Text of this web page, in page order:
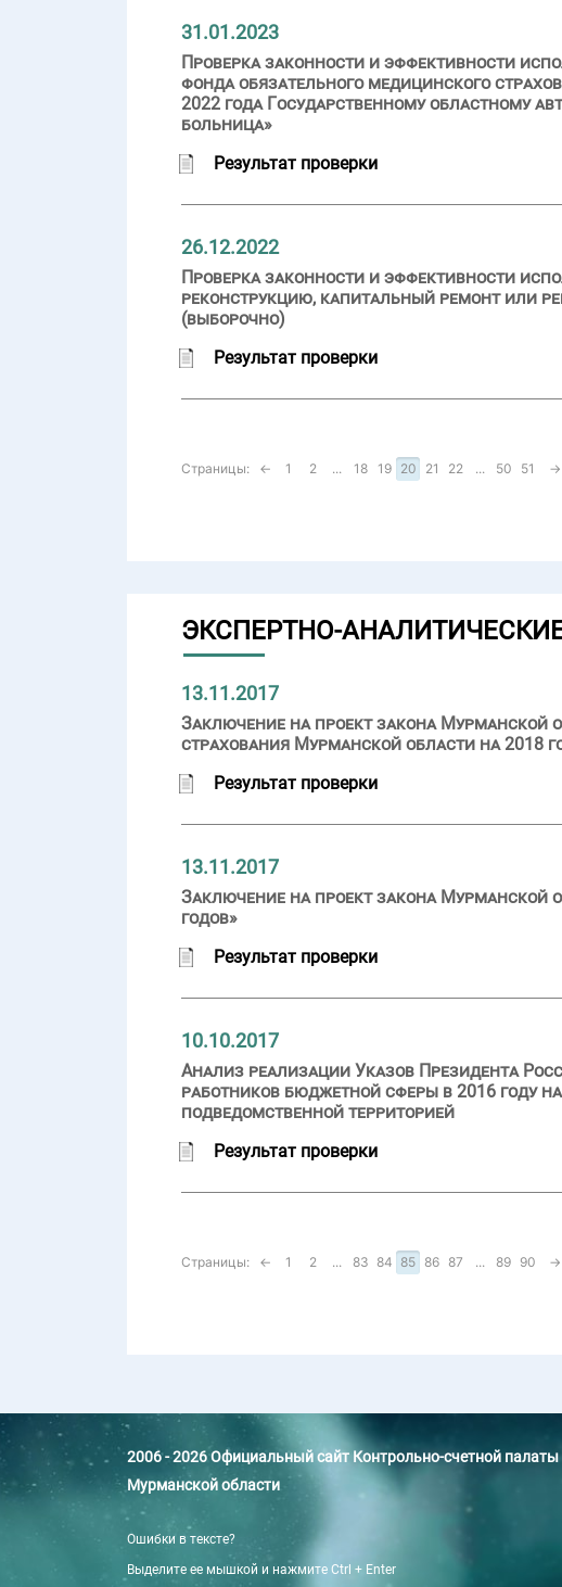
31.01.2023
Проверка законности и эффективности
фонда обязательного медицинского
2022 года Государственному областному
больница»
Результат проверки
26.12.2022
Проверка законности и эффективности
реконструкцию, капитальный ремонт или
(выборочно)
Результат проверки
Страницы: ← 1 2 ... 18 19 20 21 22 ... 50 51 →
ЭКСПЕРТНО-
13.11.2017
Заключение на проект закона Мурманской
страхования Мурманской области на 2018
Результат проверки
13.11.2017
Заключение на проект закона Мурманской
годов»
Результат проверки
10.10.2017
Анализ реализации Указов Президента
работников бюджетной сферы в 2016 году
подведомственной территорией
Результат проверки
Страницы: ← 1 2 ... 83 84 85 86 87 ... 89 90 →
2006 - 2026 Официальный сайт Контрольно-счетной палаты
Мурманской области
Ошибки в тексте?
Выделите ее мышкой и нажмите Ctrl + Enter